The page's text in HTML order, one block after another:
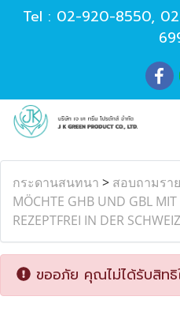
Tel : 02-920-8550,
กระดานสนทนา > สอบถามรา
MÖCHTE GHB UND GBL
REZEPTFREI IN DER
ขออภัย คุณไม่ได้รับสิทธิ